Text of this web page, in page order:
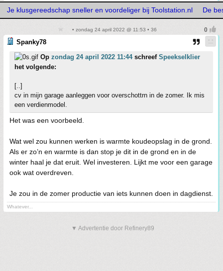
Je klusgereedschap sneller en voordeliger bij Toolstation.nl De
• zondag 24 april 2022 @ 11:53 • 36
Spanky78
Op zondag 24 april 2022 11:44schreef Speekselklier
het volgende:
[..]
cv in mijn garage aanleggen voor overschottrn in de zomer. Ik mis
een verdienmodel.
Het was een voorbeeld.
Wat wel zou kunnen werken is warmte koudeopslag in de grond.
Als er zo’n en warmte is dan stop je dit in de grond en in de
winter haal je dat eruit. Wel investeren. Lijkt me voor een garage
ook wat overdreven.
Je zou in de zomer productie van iets kunnen doen in dagdienst.
Whatever...
▼ Advertentie door Refinery89